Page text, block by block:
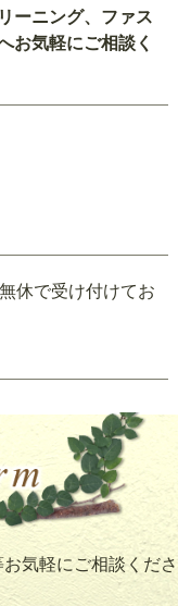
ーニング、ファス
お気軽にご相談く
休で受け付けてお
気軽にご相談くださ